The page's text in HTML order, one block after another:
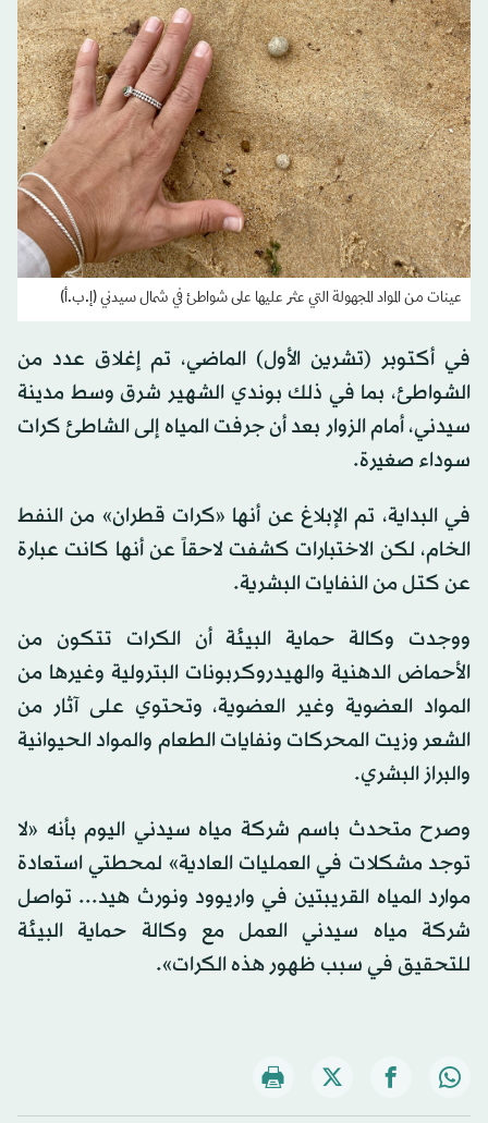
عينات من المواد المجهولة التي عثر عليها على شواطئ في شمال سيدني (إ.ب.أ)
في أكتوبر (تشرين الأول) الماضي، تم إغلاق عدد من
الشواطئ، بما في ذلك بوندي الشهير شرق وسط مدينة
سيدني، أمام الزوار بعد أن جرفت المياه إلى الشاطئ كرات
سوداء صغيرة.
في البداية، تم الإبلاغ عن أنها «كرات قطران» من النفط
الخام، لكن الاختبارات كشفت لاحقاً عن أنها كانت عبارة
عن كتل من النفايات البشرية.
ووجدت وكالة حماية البيئة أن الكرات تتكون من
الأحماض الدهنية والهيدروكربونات البترولية وغيرها من
المواد العضوية وغير العضوية، وتحتوي على آثار من
الشعر وزيت المحركات ونفايات الطعام والمواد الحيوانية
والبراز البشري.
وصرح متحدث باسم شركة مياه سيدني اليوم بأنه «لا
توجد مشكلات في العمليات العادية» لمحطتي استعادة
موارد المياه القريبتين في واريوود ونورث هيد... تواصل
شركة مياه سيدني العمل مع وكالة حماية البيئة
للتحقيق في سبب ظهور هذه الكرات».